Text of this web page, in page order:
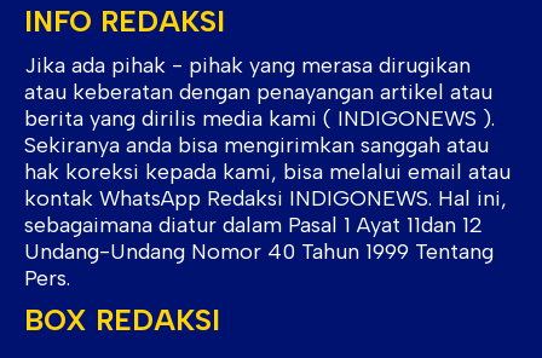
INFO REDAKSI
Jika ada pihak - pihak yang merasa dirugikan
atau keberatan dengan penayangan artikel atau
berita yang dirilis media kami ( INDIGONEWS ).
Sekiranya anda bisa mengirimkan sanggah atau
hak koreksi kepada kami, bisa melalui email atau
kontak WhatsApp Redaksi INDIGONEWS. Hal ini,
sebagaimana diatur dalam Pasal 1 Ayat 11dan 12
Undang-Undang Nomor 40 Tahun 1999 Tentang
Pers.
BOX REDAKSI